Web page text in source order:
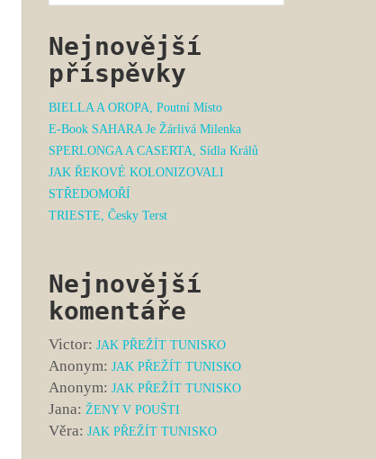
Nejnovější
příspěvky
BIELLA A OROPA, Poutní Místo
E-Book SAHARA Je Žárlivá Milenka
SPERLONGA A CASERTA, Sídla Králů
JAK ŘEKOVÉ KOLONIZOVALI
STŘEDOMOŘÍ
TRIESTE, Česky Terst
Nejnovější
komentáře
Victor: JAK PŘEŽÍT TUNISKO
Anonym: JAK PŘEŽÍT TUNISKO
Anonym: JAK PŘEŽÍT TUNISKO
Jana: ŽENY V POUŠTI
Věra: JAK PŘEŽÍT TUNISKO